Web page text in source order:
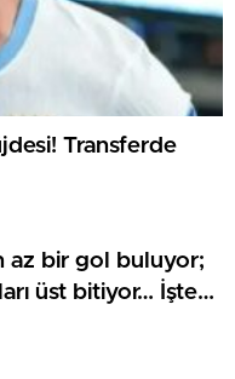
Transferde
az bir gol buluyor;
üst bitiyor… İşte